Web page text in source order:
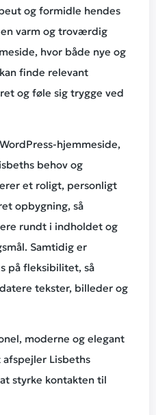
og formidle hendes
varm og troværdig
hvor både nye og
finde relevant
og føle sig trygge ved
hjemmeside,
behov og
et roligt, personligt
opbygning, så
rundt i indholdet og
Samtidig er
på fleksibilitet, så
tekster, billeder og
moderne og elegant
Lisbeths
styrke kontakten til